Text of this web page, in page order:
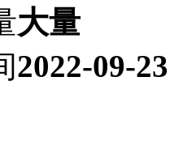
大量
2022-09-23